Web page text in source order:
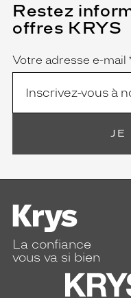
Restez
offres KRYS
Name
Votre adresse e-mail
(Ce
champ
est
obligatoire)
JE
La confiance
vous va si bien